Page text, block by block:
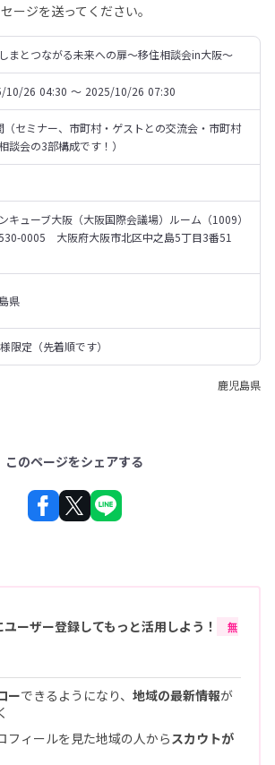
ージを送ってください。
まとつながる未来への扉～移住相談会in大阪～
10/26 04:30 〜 2025/10/26 07:30
（セミナー、市町村・ゲストとの交流会・市町村
談会の3部構成です！）
キューブ大阪（大阪国際会議場）ルーム（1009）
530-0005　大阪府大阪市北区中之島5丁目3番51
県
限定（先着順です）
鹿児島県
このページをシェアする
ユーザー登録してもっと活用しよう！
無
ーできるようになり、 地域の最新情報が
フィールを見た地域の人から スカウトが